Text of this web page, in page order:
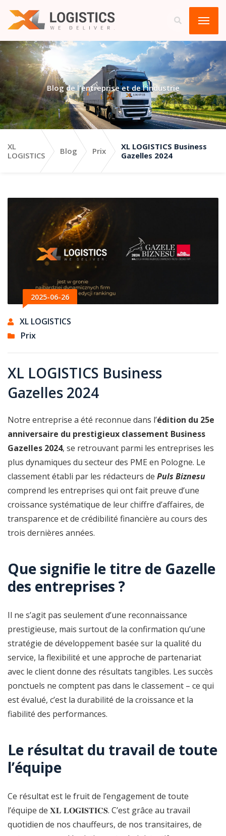
Blog de l'entreprise et de l'industrie
XL
LOGISTICS
Blog Prix
XL LOGISTICS Business
Gazelles 2024
2025-06-26
XL LOGISTICS
Prix
XL LOGISTICS Business
Gazelles 2024
Notre entreprise a été reconnue dans l’édition du 25e
anniversaire du prestigieux classement Business
Gazelles 2024, se retrouvant parmi les entreprises les
plus dynamiques du secteur des PME en Pologne. Le
classement établi par les rédacteurs de Puls Biznesu
comprend les entreprises qui ont fait preuve d’une
croissance systématique de leur chiffre d’affaires, de
transparence et de crédibilité financière au cours des
trois dernières années.
Que signifie le titre de Gazelle
des entreprises ?
Il ne s’agit pas seulement d’une reconnaissance
prestigieuse, mais surtout de la confirmation qu’une
stratégie de développement basée sur la qualité du
service, la flexibilité et une approche de partenariat
avec le client donne des résultats tangibles. Les succès
ponctuels ne comptent pas dans le classement – ce qui
est évalué, c’est la durabilité de la croissance et la
fiabilité des performances.
Le résultat du travail de toute
l’équipe
Ce résultat est le fruit de l’engagement de toute
l’équipe de 𝐗𝐋 𝐋𝐎𝐆𝐈𝐒𝐓𝐈𝐂𝐒. C’est grâce au travail
quotidien de nos chauffeurs, de nos transitaires, de